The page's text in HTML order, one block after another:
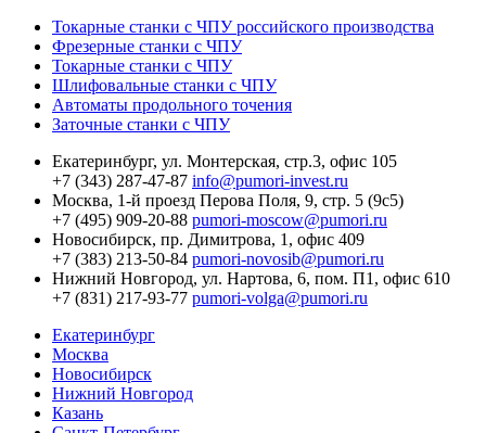
Токарные станки с ЧПУ российского производства
Фрезерные станки с ЧПУ
Токарные станки с ЧПУ
Шлифовальные станки с ЧПУ
Автоматы продольного точения
Заточные станки с ЧПУ
Екатеринбург, ул. Монтерская, стр.3, офис 105
+7 (343) 287-47-87 info@pumori-invest.ru
Москва, 1-й проезд Перова Поля, 9, стр. 5 (9с5)
+7 (495) 909-20-88 pumori-moscow@pumori.ru
Новосибирск, пр. Димитрова, 1, офис 409
+7 (383) 213-50-84 pumori-novosib@pumori.ru
Нижний Новгород, ул. Нартова, 6, пом. П1, офис 610
+7 (831) 217-93-77 pumori-volga@pumori.ru
Екатеринбург
Москва
Новосибирск
Нижний Новгород
Казань